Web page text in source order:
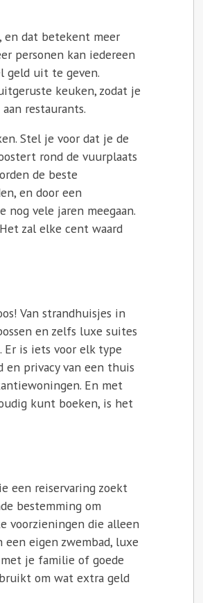
en dat betekent meer
personen kan iedereen
geld uit te geven.
keuken, zodat je
restaurants.
Stel je voor dat je de
rond de vuurplaats
de beste
en door een
vele jaren meegaan.
zal elke cent waard
Van strandhuisjes in
en zelfs luxe suites
is iets voor elk type
privacy van een thuis
En met
kunt boeken, is het
een reiservaring zoekt
bestemming om
voorzieningen die alleen
eigen zwembad, luxe
je familie of goede
om wat extra geld